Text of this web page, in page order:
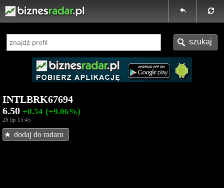
INTLBRK67694
6.50 +0.54 (+9.06%)
28 lip 15:45
dodaj do radaru